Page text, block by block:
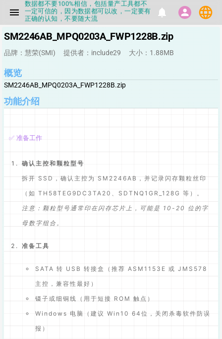
menu
一定可信的，因为数据都可以改，一定要有
正确的认知，不要随大流
▪如果发现数据有错误，或者存在误导，欢
指导性数据
签啦，使用更加丝滑，快点击下载吧
▪Flashinfo提供的所有数据仅供参考，DIY
本来就有不确定性，任何第三方工具提供的
数据都不要100%相信，包括量产工具都不
一定可信的，因为数据都可以改，一定要有
正确的认知，不要随大流
指导性数据
notifications person language
SM2246AB_MPQ0203A_FWP1228B.zip
品牌：慧荣(SMI) 提供者：include29 大小：1.88MB
概览
SM2246AB_MPQ0203A_FWP1228B.zip
功能介绍
✅ 准备工作
确认主控和颗粒型号
拆开 SSD，确认主控为 SM2246AB，并记录闪存颗粒丝印
（如 TH58TEG9DC3TA20、SDTNQ1GR_128G 等）。
注意：颗粒型号通常印在闪存芯片上，可能是 10-20 位的字
母数字组合。
准备工具
SATA 转 USB 转接盒（推荐 ASM1153E 或 JMS578
主控，兼容性最好）
镊子或细铜线（用于短接 ROM 触点）
Windows 电脑（建议 Win10 64位，关闭杀毒软件防误
报）